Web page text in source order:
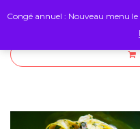
Congé annuel : Nouveau menu